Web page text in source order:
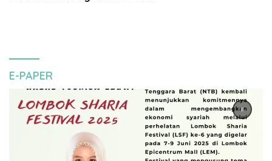
E-PAPER